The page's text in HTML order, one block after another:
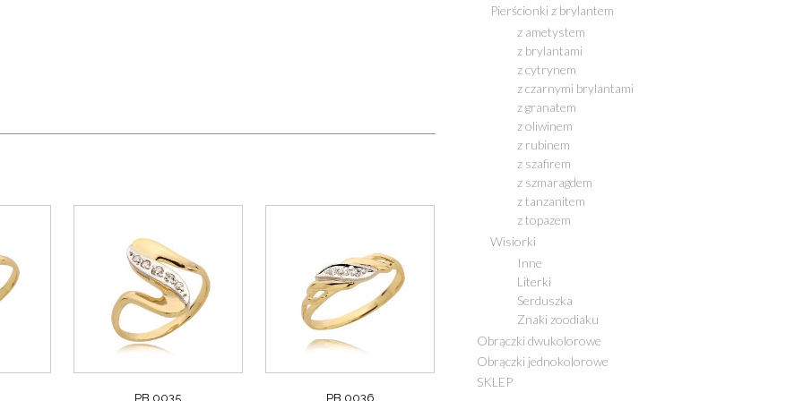
PB 0035 PB 0036
Pierścionki z brylantem
z ametystem
z brylantami
z cytrynem
z czarnymi brylantami
z granatem
z oliwinem
z rubinem
z szafirem
z szmaragdem
z tanzanitem
z topazem
Wisiorki
Inne
Literki
Serduszka
Znaki zoodiaku
Obrączki dwukolorowe
Obrączki jednokolorowe
SKLEP